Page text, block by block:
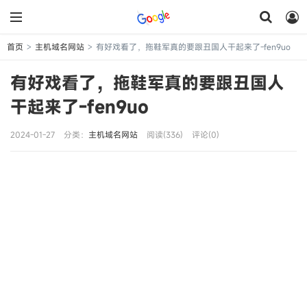
首页 > 主机域名网站 > 有好戏看了，拖鞋军真的要跟丑国人干起来了-fen9uo
有好戏看了，拖鞋军真的要跟丑国人
干起来了-fen9uo
2024-01-27 分类： 主机域名网站 阅读(336) 评论(0)